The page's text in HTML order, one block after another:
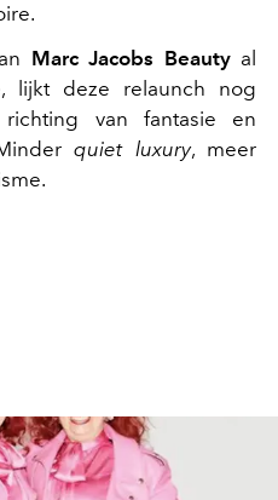
Marc Jacobs Beautyal
lijkt deze relaunch nog
van fantasie en
quiet luxury, meer